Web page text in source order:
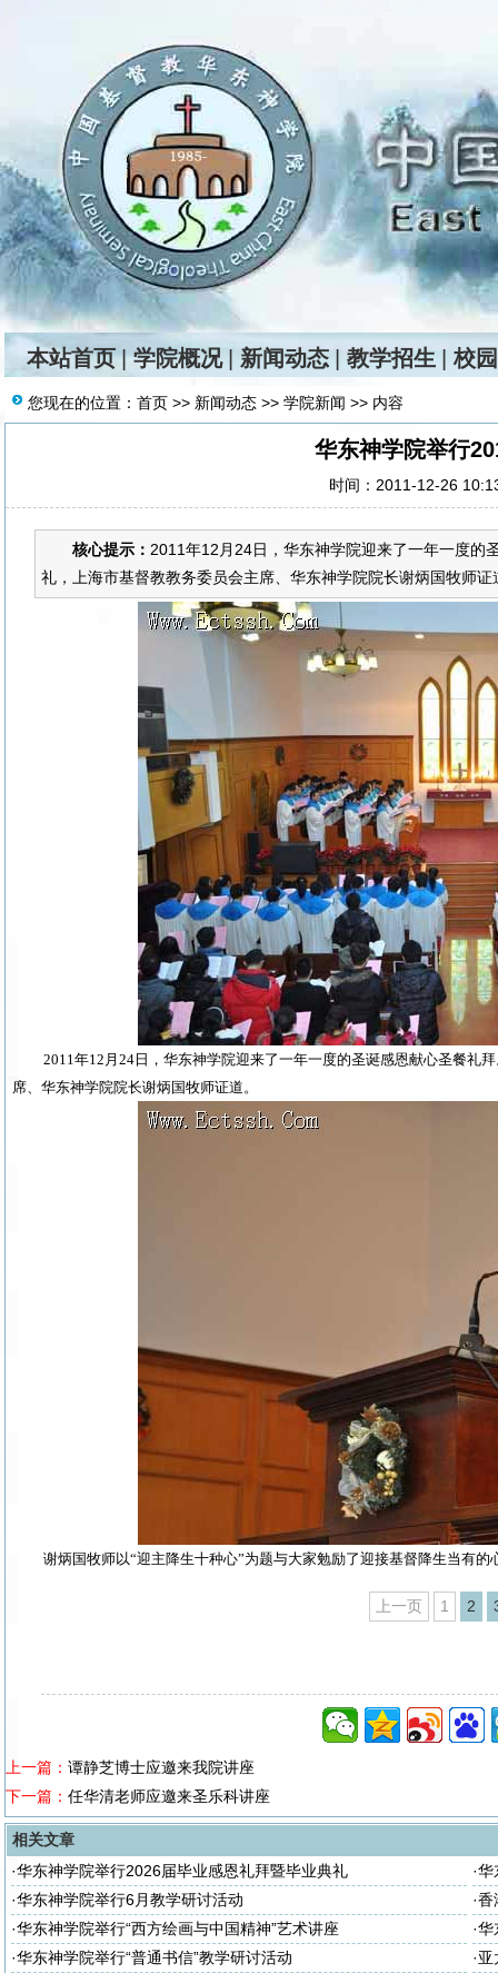
本站首页 |学院概况 新闻动态 教学招生 校
您现在的位置： 首页 >> 新闻动态 >> 学院新闻 >> 内容
华东神学院举行
时间：2011-12-26
核心提示： 2011年12月24日，华东神学院迎来了一年一度的
礼，上海市基督教教务委员会主席、华东神学院院长谢炳国牧师
2011年12 月 24 日 ，华东神学院迎来了一年一度的圣诞感恩献心圣餐礼
席、华东神学院院长谢炳国牧师证道。
谢炳国牧师以“迎主降生十种心”为题与大家勉励了迎接基督降生当有的
上一页 1 2
上一篇： 谭静芝博士应邀来我院讲座
下一篇： 任华清老师应邀来圣乐科讲座
相关文章
·华东神学院举行2026届毕业感恩礼拜暨毕业典礼 ·华
座
·华东神学院举行6月教学研讨活动 ·香
·华东神学院举行“西方绘画与中国精神”艺术讲座 ·华
·华东神学院举行“普通书信”教学研讨活动 ·亚